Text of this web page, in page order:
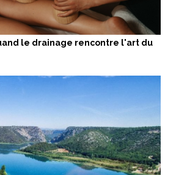
le drainage rencontre l'art du